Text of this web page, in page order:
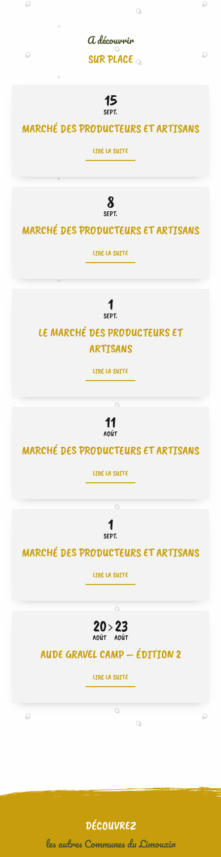
A découvrir
SUR PLACE
15
SEPT.
MARCHÉ DES PRODUCTEURS ET ARTISANS
LIRE LA SUITE
8
SEPT.
MARCHÉ DES PRODUCTEURS ET ARTISANS
LIRE LA SUITE
1
SEPT.
LE MARCHÉ DES PRODUCTEURS ET
ARTISANS
LIRE LA SUITE
11
AOÛT
MARCHÉ DES PRODUCTEURS ET ARTISANS
LIRE LA SUITE
1
SEPT.
MARCHÉ DES PRODUCTEURS ET ARTISANS
LIRE LA SUITE
20
AOÛT
23
AOÛT
AUDE GRAVEL CAMP – ÉDITION 2
LIRE LA SUITE
DÉCOUVREZ
les autres Communes du Limouxin